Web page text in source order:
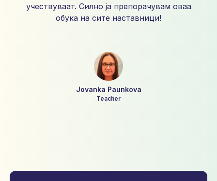
учествуваат. Силно ја препорачувам оваа
обука на сите наставници!
Jovanka Paunkova
Teacher